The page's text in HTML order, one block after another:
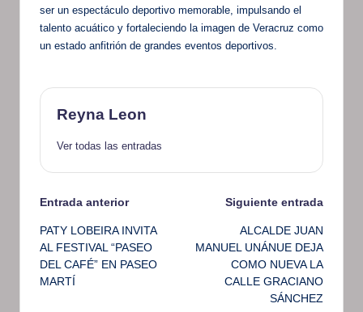
ser un espectáculo deportivo memorable, impulsando el
talento acuático y fortaleciendo la imagen de Veracruz como
un estado anfitrión de grandes eventos deportivos.
Reyna Leon
Ver todas las entradas
Navegación
de
entradas
Entrada anterior
PATY LOBEIRA INVITA
AL FESTIVAL “PASEO
DEL CAFÉ” EN PASEO
MARTÍ
Siguiente entrada
ALCALDE JUAN
MANUEL UNÁNUE DEJA
COMO NUEVA LA
CALLE GRACIANO
SÁNCHEZ